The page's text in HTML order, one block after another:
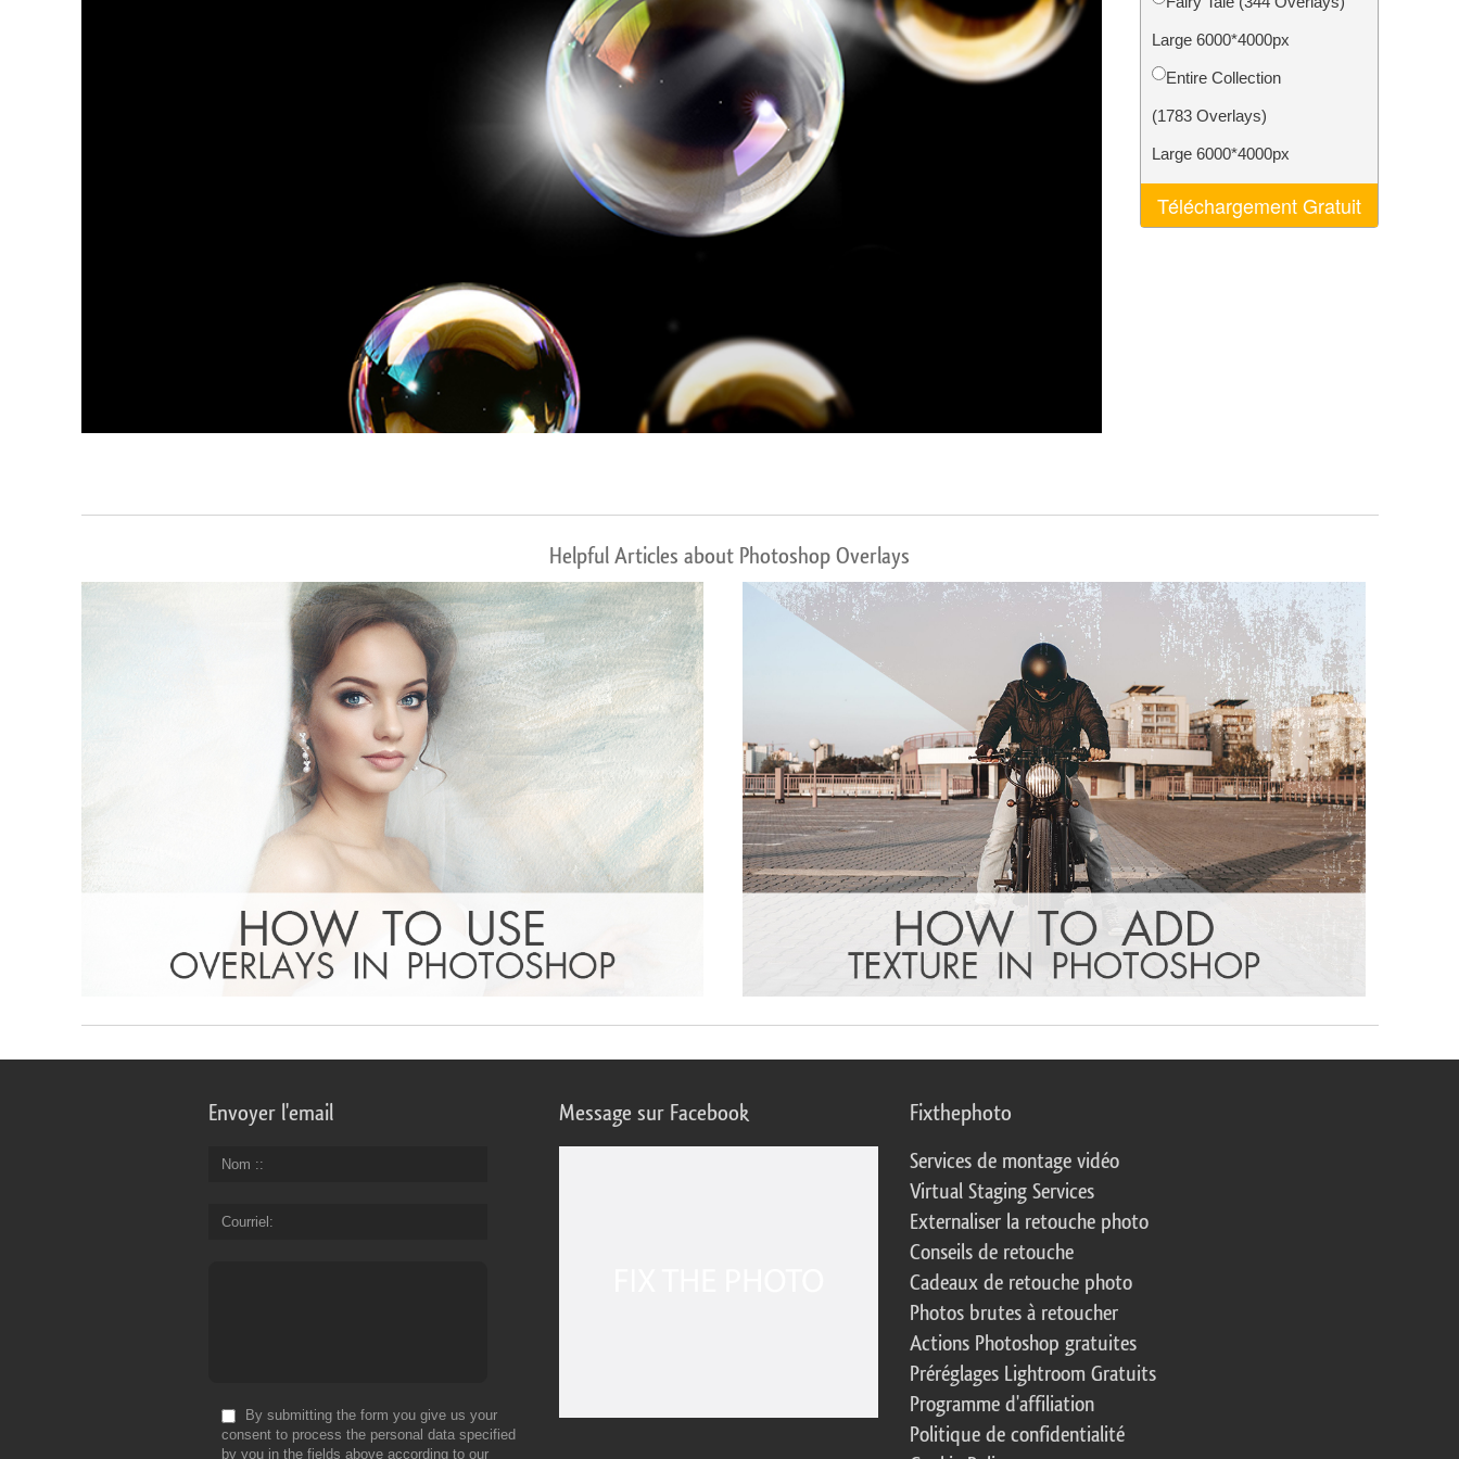
Services de retouche de produits Services de retouche de bijoux Données d'Entraînement IA Video Editing Services
Large 6000*4000px
Entire Collection
(1783 Overlays)
Large 6000*4000px
Téléchargement Gratuit
Helpful Articles about Photoshop Overlays
Envoyer l'email
Nom :
Courriel
By submitting the form you give us your
consent to process the personal data specified
by you in the fields above according to our
Message sur Facebook Fixthephoto
Services de montage vidéo
Virtual Staging Services
Externaliser la retouche photo
Conseils de retouche
Cadeaux de retouche photo
Photos brutes à retoucher
Actions Photoshop gratuites
Préréglages Lightroom Gratuits
Programme d'affiliation
Politique de confidentialité